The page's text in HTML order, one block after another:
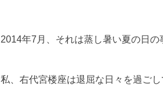
2014年7月、それは蒸し暑い夏の日の
私、右代宮楼座は退屈な日々を過ごし